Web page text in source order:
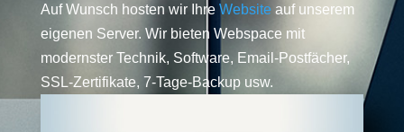
Auf Wunsch hosten wir Ihre Website auf unserem
eigenen Server. Wir bieten Webspace mit
modernster Technik, Software, Email-Postfächer,
SSL-Zertifikate, 7-Tage-Backup usw.